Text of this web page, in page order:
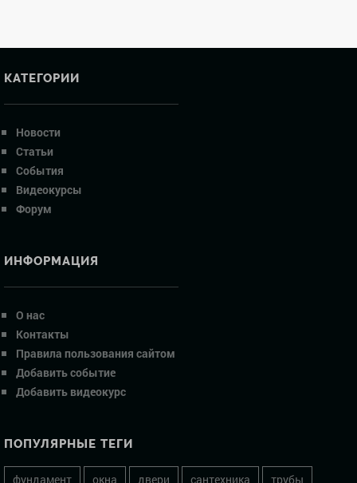
КАТЕГОРИИ
Новости
Статьи
События
Видеокурсы
Форум
ИНФОРМАЦИЯ
О нас
Контакты
Правила пользования сайтом
Добавить событие
Добавить видеокурс
ПОПУЛЯРНЫЕ ТЕГИ
фундамент окна двери сантехника трубы